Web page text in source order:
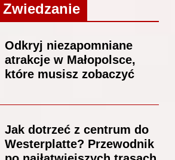
Zwiedzanie
Odkryj niezapomniane
atrakcje w Małopolsce,
które musisz zobaczyć
Jak dotrzeć z centrum do
Westerplatte? Przewodnik